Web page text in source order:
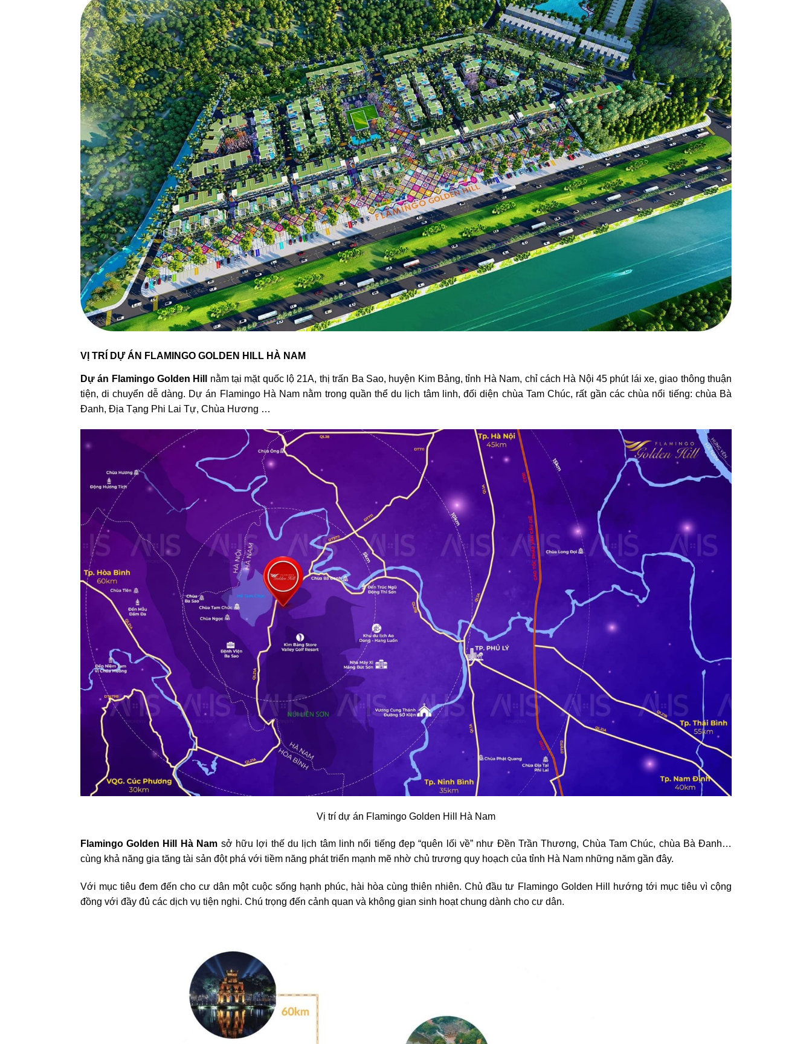
VỊ TRÍ DỰ ÁN FLAMINGO GOLDEN HILL HÀ NAM
Dự án Flamingo Golden Hill
nằm tại mặt quốc lộ 21A, thị trấn Ba Sao, huyện Kim Bảng, tỉnh Hà Nam, chỉ cách Hà Nội 45 phút lái xe, giao thông thuận
tiện, di chuyển dễ dàng. Dự án Flamingo Hà Nam nằm trong quần thể du lịch tâm linh, đối diện chùa Tam Chúc, rất gần các chùa nổi tiếng: chùa Bà
Đanh, Địa Tạng Phi Lai Tự, Chùa Hương …
Vị trí dự án Flamingo Golden Hill Hà Nam
Flamingo Golden Hill Hà Nam sở hữu lợi thế du lịch tâm linh nổi tiếng đẹp “quên lối về” như Đền Trần Thương, Chùa Tam Chúc, chùa Bà Đanh…
cùng khả năng gia tăng tài sản đột phá với tiềm năng phát triển mạnh mẽ nhờ chủ trương quy hoạch của tỉnh Hà Nam những năm gần đây.
Với mục tiêu đem đến cho cư dân một cuộc sống hạnh phúc, hài hòa cùng thiên nhiên. Chủ đầu tư Flamingo Golden Hill hướng tới mục tiêu vì cộng
đồng với đầy đủ các dịch vụ tiện nghi. Chú trọng đến cảnh quan và không gian sinh hoạt chung dành cho cư dân.